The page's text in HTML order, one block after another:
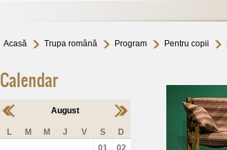
Acasă Trupa română Program Pentru copii
Calendar
August
L M M J V S
D
01
02